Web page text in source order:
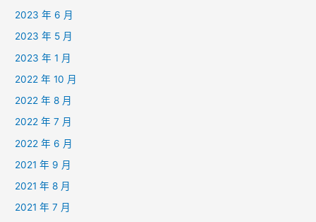
2023 年 6 月
2023 年 5 月
2023 年 1 月
2022 年 10 月
2022 年 8 月
2022 年 7 月
2022 年 6 月
2021 年 9 月
2021 年 8 月
2021 年 7 月